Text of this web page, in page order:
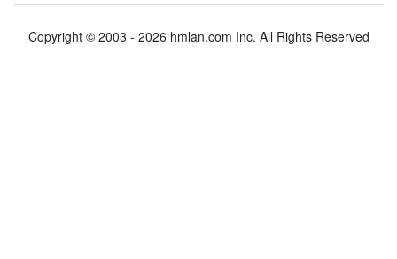
Copyright © 2003 - 2026 hmlan.com Inc. All Rights Reserved